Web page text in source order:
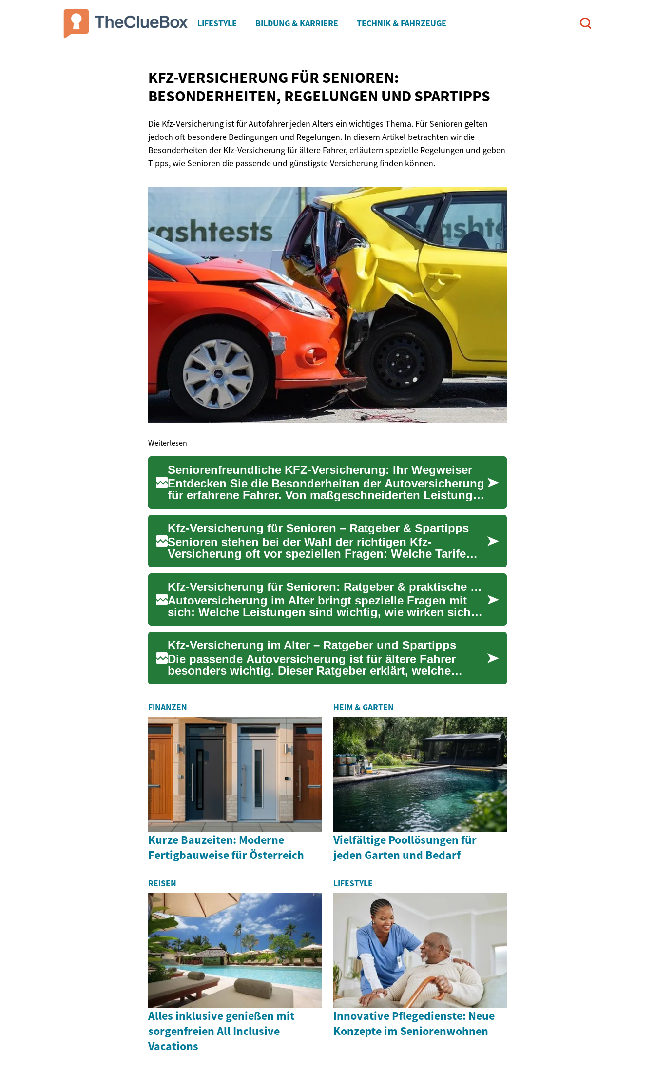
LIFESTYLE BILDUNG & KARRIERE TECHNIK & FAHRZEUGE
KFZ-VERSICHERUNG FÜR SENIOREN:
BESONDERHEITEN, REGELUNGEN UND SPARTIPPS
Die Kfz-Versicherung ist für Autofahrer jeden Alters ein wichtiges Thema. Für Senioren gelten
jedoch oft besondere Bedingungen und Regelungen. In diesem Artikel betrachten wir die
Besonderheiten der Kfz-Versicherung für ältere Fahrer, erläutern spezielle Regelungen und geben
Tipps, wie Senioren die passende und günstigste Versicherung finden können.
Weiterlesen
Seniorenfreundliche KFZ-Versicherung: Ihr Wegweiser
Entdecken Sie die Besonderheiten der Autoversicherung
für erfahrene Fahrer. Von maßgeschneiderten Leistungen
bis hin ...
Kfz-Versicherung für Senioren – Ratgeber & Spartipps
Senioren stehen bei der Wahl der richtigen Kfz-
Versicherung oft vor speziellen Fragen: Welche Tarife
lohnen sich, wel...
Kfz-Versicherung für Senioren: Ratgeber & praktische Tipps
Autoversicherung im Alter bringt spezielle Fragen mit
sich: Welche Leistungen sind wichtig, wie wirken sich
Gesundhei...
Kfz‑Versicherung im Alter – Ratgeber und Spartipps
Die passende Autoversicherung ist für ältere Fahrer
besonders wichtig. Dieser Ratgeber erklärt, welche
Faktoren Prämi...
FINANZEN
Kurze Bauzeiten: Moderne
Fertigbauweise für Österreich
HEIM & GARTEN
Vielfältige Poollösungen für
jeden Garten und Bedarf
REISEN
Alles inklusive genießen mit
sorgenfreien All Inclusive
Vacations
LIFESTYLE
Innovative Pflegedienste: Neue
Konzepte im Seniorenwohnen